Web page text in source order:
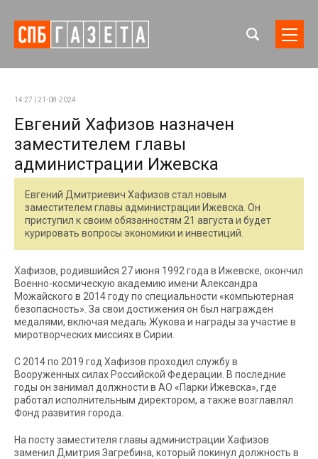
14:27 | 21-08-2024
Евгений Хафизов назначен
заместителем главы
администрации Ижевска
Евгений Дмитриевич Хафизов стал новым
заместителем главы администрации Ижевска. Он
приступил к своим обязанностям 21 августа и будет
курировать вопросы экономики и инвестиций.
Хафизов, родившийся 27 июня 1992 года в Ижевске, окончил
Военно-космическую академию имени Александра
Можайского в 2014 году по специальности «компьютерная
безопасность». За свои достижения он был награжден
медалями, включая медаль Жукова и награды за участие в
миротворческих миссиях в Сирии.
С 2014 по 2019 год Хафизов проходил службу в
Вооруженных силах Российской Федерации. В последние
годы он занимал должности в АО «Парки Ижевска», где
работал исполнительным директором, а также возглавлял
Фонд развития города.
На посту заместителя главы администрации Хафизов
заменил Дмитрия Загребина, который покинул должность в